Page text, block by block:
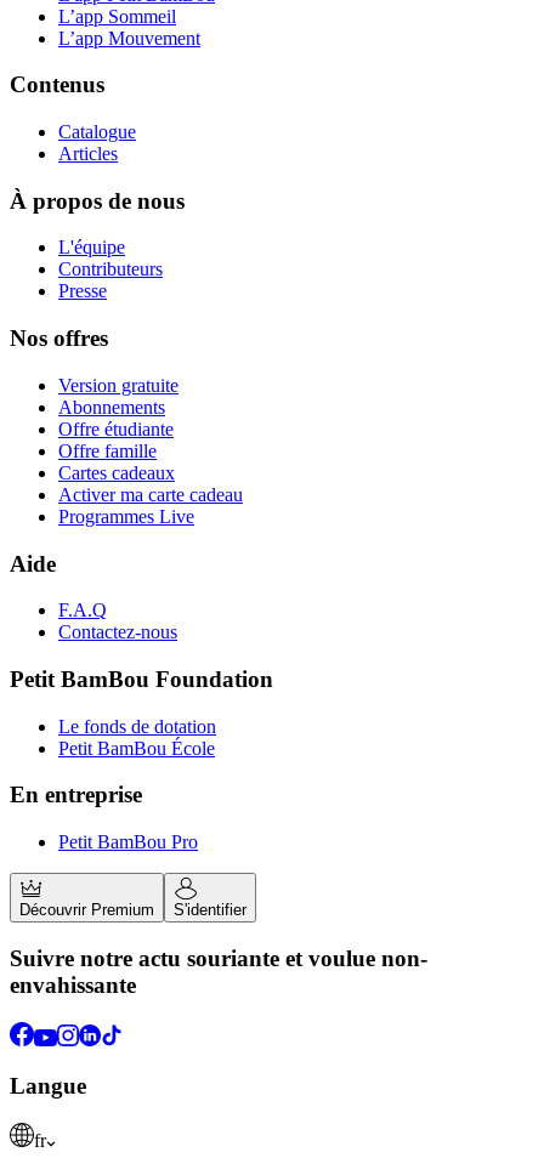
L’app Sommeil
L’app Mouvement
Contenus
Catalogue
Articles
À propos de nous
L'équipe
Contributeurs
Presse
Nos offres
Version gratuite
Abonnements
Offre étudiante
Offre famille
Cartes cadeaux
Activer ma carte cadeau
Programmes Live
Aide
F.A.Q
Contactez-nous
Petit BamBou Foundation
Le fonds de dotation
Petit BamBou École
En entreprise
Petit BamBou Pro
Découvrir Premium S'identifier
Suivre notre actu souriante et voulue non-
envahissante
Langue
fr